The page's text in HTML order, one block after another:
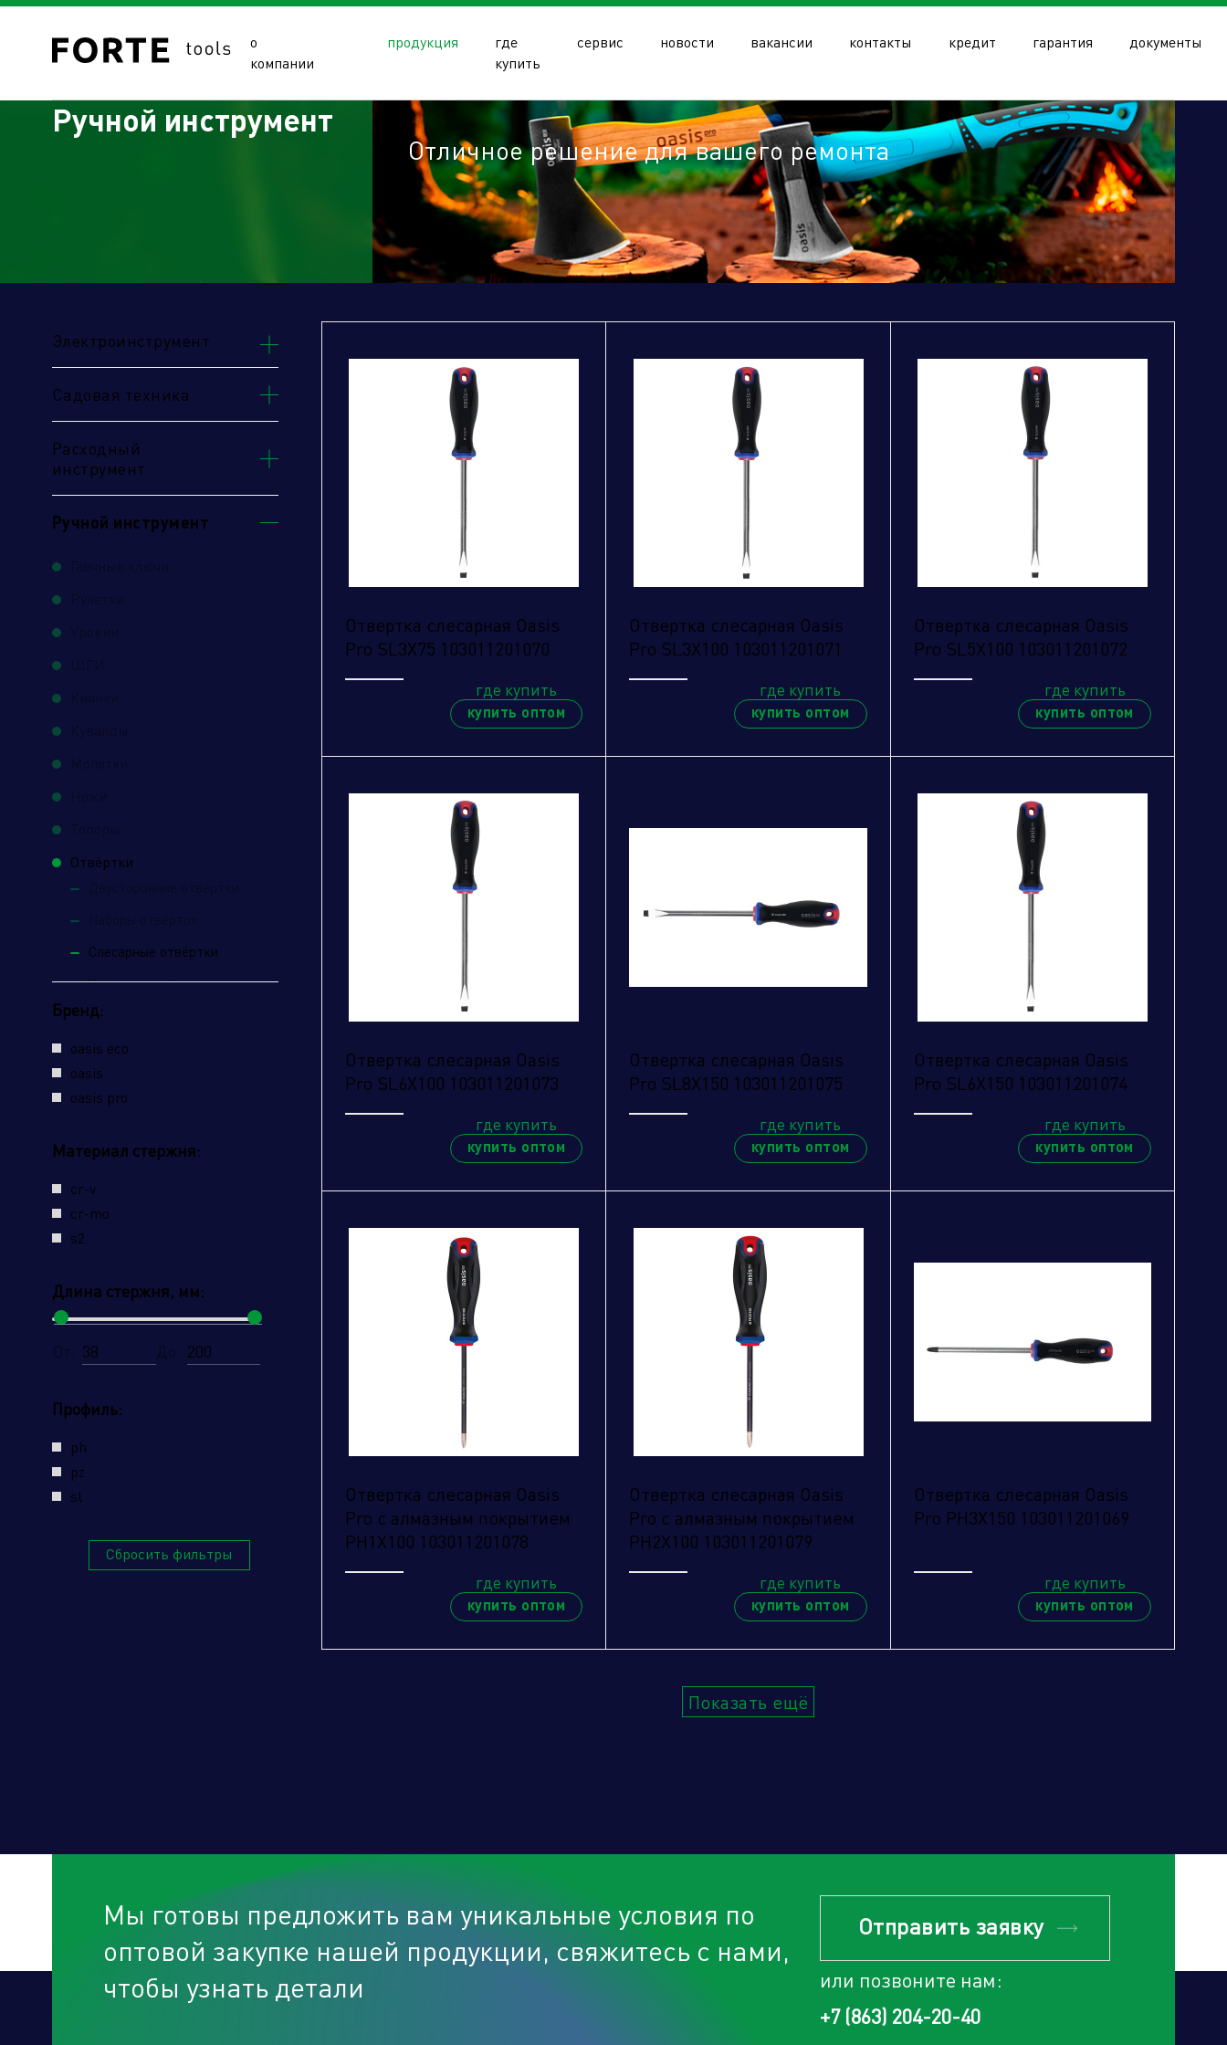
о
компании
продукция
где
купить
сервис новости вакансии контакты кредит гарантия документы
Сайты подразделений Холдинга
Управляющая компания
Отправить заявку
Нажимая кнопку "отправить", вы соглашаетесь с
Отправить
Ручной инструмент
Отличное решение для вашего ремонта
Электроинструмент
Садовая техника
Расходный
инструмент
Ручной инструмент
Отвёртки
Слесарные отвёртки
Ударные отвёртки
Кирки
Бренд:
oasis eco
oasis
oasis pro
Материал стержня:
cr-v
cr-mo
s2
Длина стержня, мм:
От: До:
Профиль:
ph
pz
sl
Сбросить фильтры
Отвертка слесарная Oasis
Pro SL3X75 103011201070
где купить
купить оптом
Отвертка слесарная Oasis
Pro SL3X100 103011201071
где купить
купить оптом
Отвертка слесарная Oasis
Pro SL5X100 103011201072
где купить
купить оптом
Отвертка слесарная Oasis
Pro SL6X100 103011201073
где купить
купить оптом
Отвертка слесарная Oasis
Pro SL8X150 103011201075
где купить
купить оптом
Отвертка слесарная Oasis
Pro SL6X150 103011201074
где купить
купить оптом
Отвертка слесарная Oasis
Pro с алмазным покрытием
PH1X100 103011201078
где купить
купить оптом
Отвертка слесарная Oasis
Pro с алмазным покрытием
PH2X100 103011201079
где купить
купить оптом
Отвертка слесарная Oasis
Pro PH3X150 103011201069
где купить
купить оптом
Показать ещё
Мы готовы предложить вам уникальные условия по
оптовой закупке нашей продукции, свяжитесь с нами,
чтобы узнать детали
Отправить заявку
или позвоните нам:
+7 (863) 204-20-40